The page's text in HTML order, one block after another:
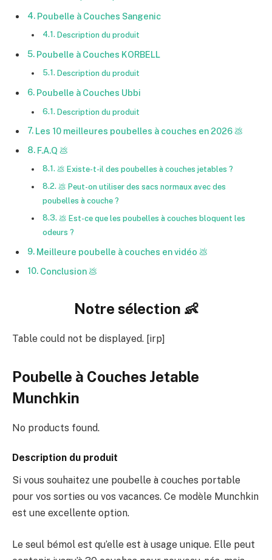
Poubelle à Couches Sangenic
Description du produit
Poubelle à Couches KORBELL
Description du produit
Poubelle à Couches Ubbi
Description du produit
Les 10 meilleures poubelles à couches en 2026 💩
F.A.Q 💩
💩 Existe-t-il des poubelles à couches jetables ?
💩 Peut-on utiliser des sacs normaux avec des
poubelles à couche ?
💩 Est-ce que les poubelles à couches bloquent les
odeurs ?
Meilleure poubelle à couches en vidéo 💩
Conclusion 💩
Notre sélection 👶
Table could not be displayed. [irp]
Poubelle à Couches Jetable
Munchkin
No products found.
Description du produit
Si vous souhaitez une poubelle à couches portable
pour vos sorties ou vos vacances. Ce modèle Munchkin
est une excellente option.
Le seul bémol est qu’elle est à usage unique. Elle peut